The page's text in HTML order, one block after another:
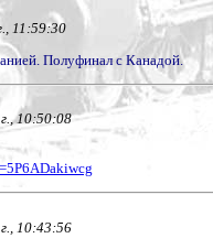
11:59:30
Полуфинал с Канадой.
10:50:08
10:43:56